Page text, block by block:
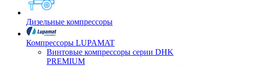
Дизельные компрессоры
Компрессоры LUPAMAT
Винтовые компрессоры серии DHK
PREMIUM